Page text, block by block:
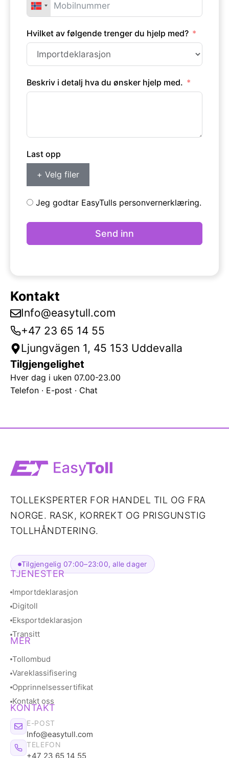
Hvilket av følgende trenger du hjelp med?
Beskriv i detalj hva du ønsker hjelp med.
Last opp
+ Velg filer
Jeg godtar EasyTulls personvernerklæring.
Send inn
Kontakt
Info@easytull.com
+47 23 65 14 55
Ljungvägen 1, 45 153 Uddevalla
Tilgjengelighet
Hver dag i uken 07.00-23.00
Telefon · E-post · Chat
TOLLEKSPERTER FOR HANDEL TIL OG FRA
NORGE. RASK, KORREKT OG PRISGUNSTIG
TOLLHÅNDTERING.
Tilgjengelig 07:00–23:00, alle dager
TJENESTER
Importdeklarasjon
Digitoll
Eksportdeklarasjon
Transitt
MER
Tollombud
Vareklassifisering
Opprinnelsessertifikat
Kontakt oss
KONTAKT
E-POST
Info@easytull.com
TELEFON
+47 23 65 14 55